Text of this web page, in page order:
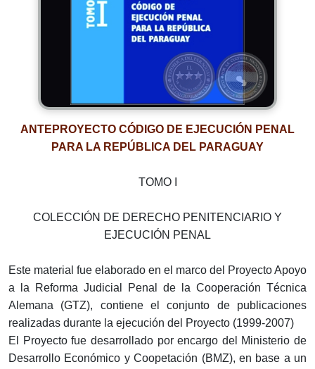
ANTEPROYECTO CÓDIGO DE EJECUCIÓN PENAL
PARA LA REPÚBLICA DEL PARAGUAY
TOMO I
COLECCIÓN DE DERECHO PENITENCIARIO Y
EJECUCIÓN PENAL
Este material fue elaborado en el marco del Proyecto Apoyo
a la Reforma Judicial Penal de la Cooperación Técnica
Alemana (GTZ), contiene el conjunto de publicaciones
realizadas durante la ejecución del Proyecto (1999-2007)
El Proyecto fue desarrollado por encargo del Ministerio de
Desarrollo Económico y Coopetación (BMZ), en base a un